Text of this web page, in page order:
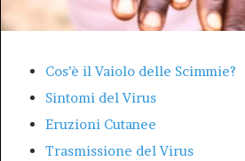
Cos’è il Vaiolo delle Scimmie?
Sintomi del Virus
Eruzioni Cutanee
Trasmissione del Virus